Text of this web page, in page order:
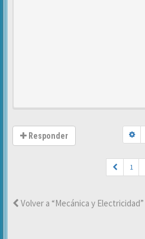
Responder
1
Volver a “Mecánica y Electricidad”